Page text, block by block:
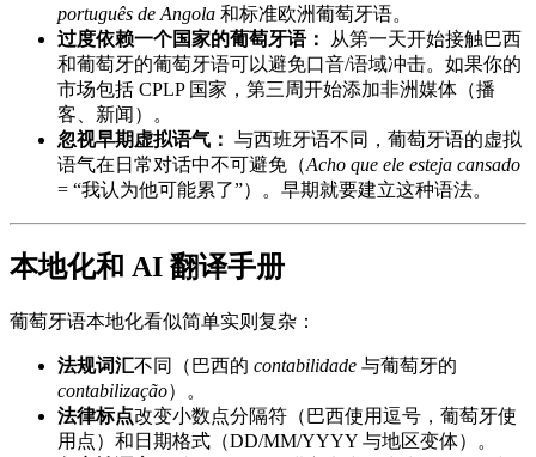
português de Angola 和标准欧洲葡萄牙语。
过度依赖一个国家的葡萄牙语：
从第一天开始接触巴西
和葡萄牙的葡萄牙语可以避免口音/语域冲击。如果你的
市场包括 CPLP 国家，第三周开始添加非洲媒体（播
客、新闻）。
忽视早期虚拟语气： 与西班牙语不同，葡萄牙语的虚拟
语气在日常对话中不可避免（Acho que ele esteja cansado
= “我认为他可能累了”）。早期就要建立这种语法。
本地化和 AI 翻译手册
葡萄牙语本地化看似简单实则复杂：
法规词汇不同（巴西的 contabilidade 与葡萄牙的
contabilização）。
法律标点改变小数点分隔符（巴西使用逗号，葡萄牙使
用点）和日期格式（DD/MM/YYYY 与地区变体）。